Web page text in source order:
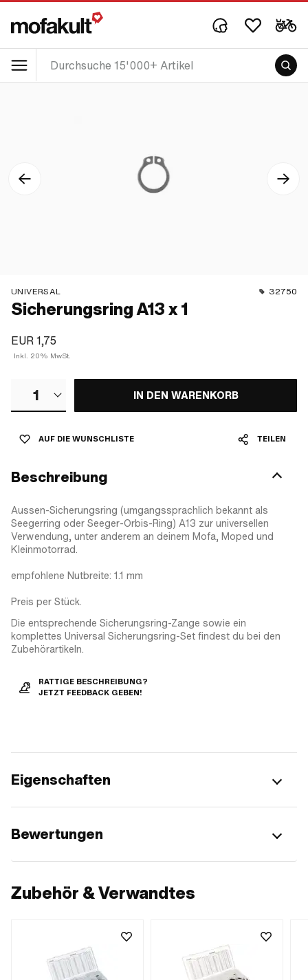
UNIVERSAL 32750
Sicherungsring A13 x 1
EUR 1,75
Inkl. 20% MwSt.
1 IN DEN WARENKORB
AUF DIE WUNSCHLISTE TEILEN
Beschreibung
Aussen-Sicherungsring (umgangssprachlich bekannt als
Seegerring oder Seeger-Orbis-Ring) A13 zur universellen
Verwendung, unter anderem an deinem Mofa, Moped und
Kleinmotorrad.
empfohlene Nutbreite: 1.1 mm
Preis per Stück.
Die entsprechende Sicherungsring-Zange sowie ein
komplettes Universal Sicherungsring-Set findest du bei den
Zubehörartikeln.
RATTIGE BESCHREIBUNG?
JETZT FEEDBACK GEBEN!
Eigenschaften
Bewertungen
Zubehör & Verwandtes